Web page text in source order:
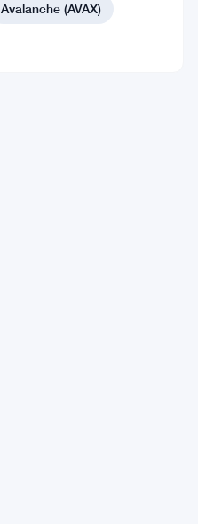
Avalanche (AVAX)